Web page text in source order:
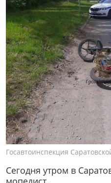
Госавтоинспекция
Сегодня утром в